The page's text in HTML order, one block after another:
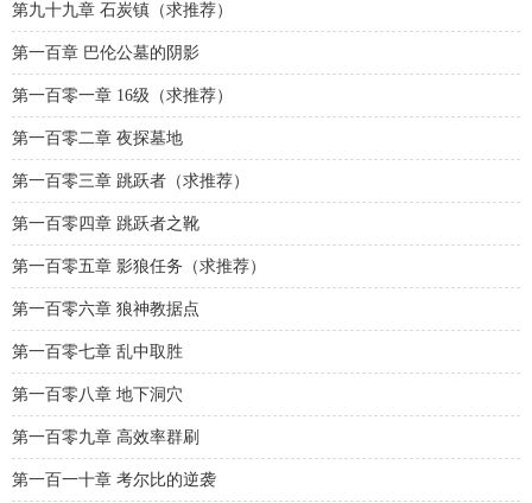
第九十九章 石炭镇（求推荐）
第一百章 巴伦公墓的阴影
第一百零一章 16级（求推荐）
第一百零二章 夜探墓地
第一百零三章 跳跃者（求推荐）
第一百零四章 跳跃者之靴
第一百零五章 影狼任务（求推荐）
第一百零六章 狼神教据点
第一百零七章 乱中取胜
第一百零八章 地下洞穴
第一百零九章 高效率群刷
第一百一十章 考尔比的逆袭